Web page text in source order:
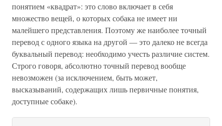
понятием «квадрат»: это слово включает в себя
множество вещей, о которых собака не имеет ни
малейшего представления. Поэтому же наиболее точный
перевод с одного языка на другой — это далеко не всегда
буквальный перевод: необходимо учесть различие систем.
Строго говоря, абсолютно точный перевод вообще
невозможен (за исключением, быть может,
высказываний, содержащих лишь первичные понятия,
доступные собаке).